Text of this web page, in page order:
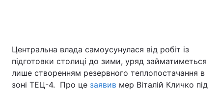
Центральна влада самоусунулася від робіт із
підготовки столиці до зими, уряд займатиметься
лише створенням резервного теплопостачання в
зоні ТЕЦ-4. Про це заявив мер Віталій Кличко під